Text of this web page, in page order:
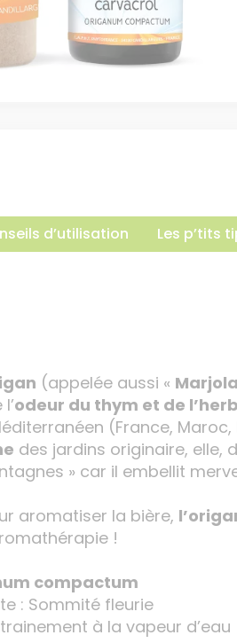
d’utilisation Les p’tits
(appelée aussi «
odeur du thym et de
(France,
des jardins originaire, elle,
» car il embellit
aromatiser la bière,
!
compactum
: Sommité fleurie
à la vapeur d’eau